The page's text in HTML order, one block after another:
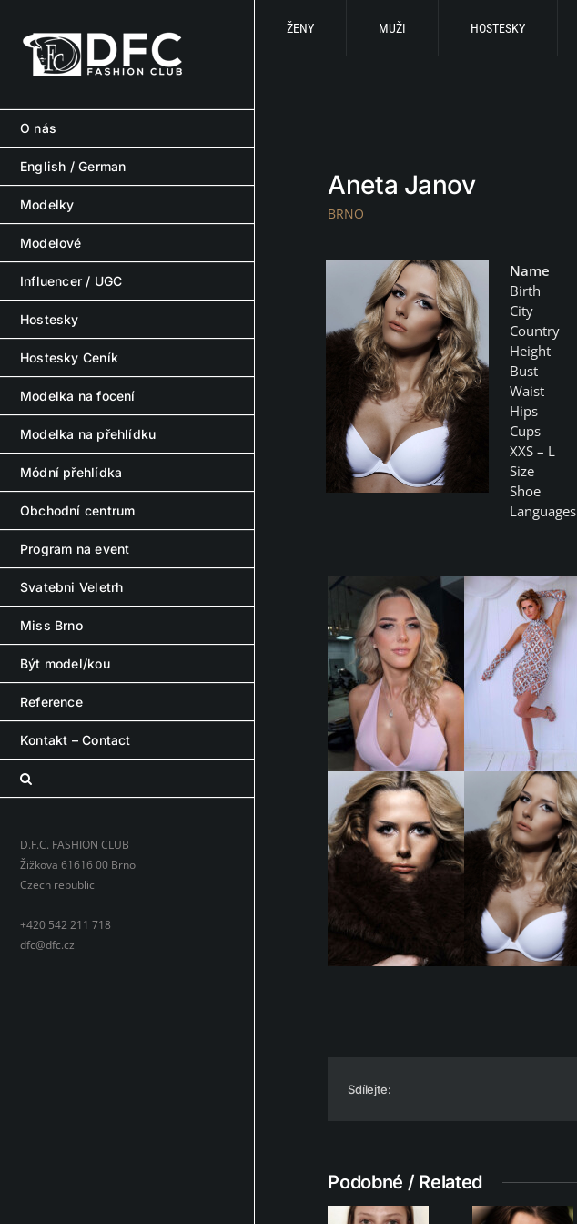
ŽENY MUŽI HOSTESKY
content
O nás
English / German
Modelky
Modelové
Influencer / UGC
Hostesky
Hostesky Ceník
Modelka na focení
Modelka na přehlídku
Módní přehlídka
Obchodní centrum
Program na event
Svatebni Veletrh
Miss Brno
Být model/kou
Reference
Kontakt – Contact
D.F.C. FASHION CLUB
Žižkova 61616 00 Brno
Czech republic
+420 542 211 718
dfc@dfc.cz
Aneta Janov
BRNO
Name
Birth
City
Country
Height
Bust
Waist
Hips
Cups
XXS – L
Size
Shoe
Languages
Sdílejte:
Podobné / Related